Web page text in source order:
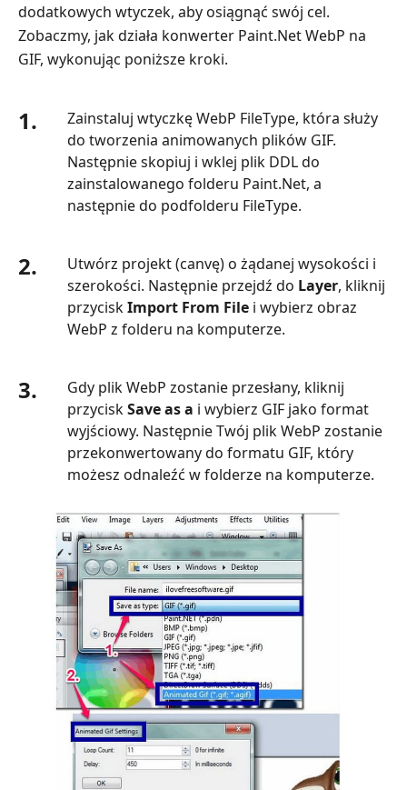
dodatkowych wtyczek, aby osiągnąć swój cel.
Zobaczmy, jak działa konwerter Paint.Net WebP na
GIF, wykonując poniższe kroki.
1.
Zainstaluj wtyczkę WebP FileType, która służy
do tworzenia animowanych plików GIF.
Następnie skopiuj i wklej plik DDL do
zainstalowanego folderu Paint.Net, a
następnie do podfolderu FileType.
2.
Utwórz projekt (canvę) o żądanej wysokości i
szerokości. Następnie przejdź do Layer, kliknij
przyciskImport From File i wybierz obraz
WebP z folderu na komputerze.
3.
Gdy plik WebP zostanie przesłany, kliknij
przyciskSave as a i wybierz GIF jako format
wyjściowy. Następnie Twój plik WebP zostanie
przekonwertowany do formatu GIF, który
możesz odnaleźć w folderze na komputerze.